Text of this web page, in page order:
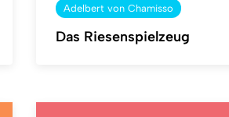
Adelbert von Chamisso
Das Riesenspielzeug